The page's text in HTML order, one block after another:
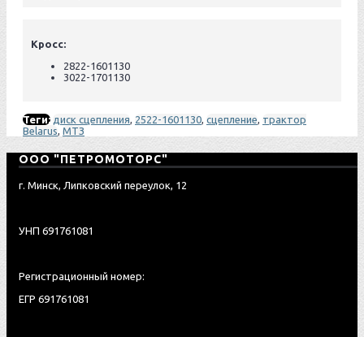
Кросс:
2822-1601130
3022-1701130
Теги: диск сцепления, 2522-1601130, сцепление, трактор
Belarus, МТЗ
ООО "ПЕТРОМОТОРС"
г. Минск, Липковский переулок, 12
УНП 691761081
Регистрационный номер:
ЕГР 691761081